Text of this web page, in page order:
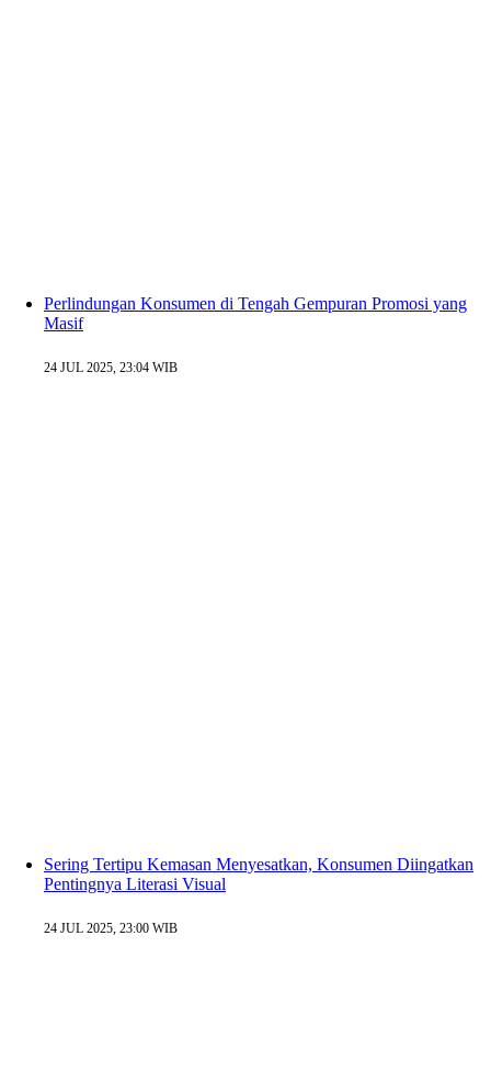
Perlindungan Konsumen di Tengah Gempuran Promosi yang
Masif
24 JUL 2025, 23:04 WIB
Sering Tertipu Kemasan Menyesatkan, Konsumen Diingatkan
Pentingnya Literasi Visual
24 JUL 2025, 23:00 WIB